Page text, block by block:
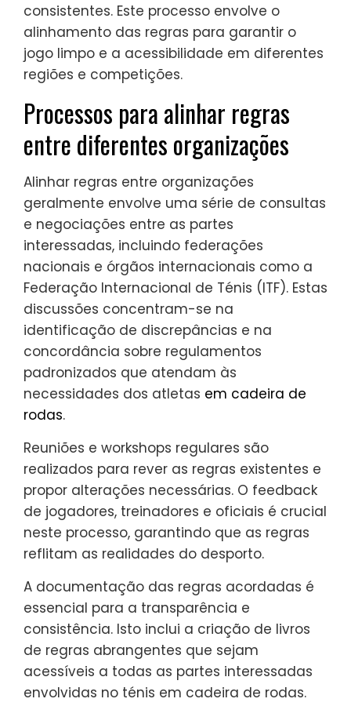
consistentes. Este processo envolve o
alinhamento das regras para garantir o
jogo limpo e a acessibilidade em diferentes
regiões e competições.
Processos para alinhar regras
entre diferentes organizações
Alinhar regras entre organizações
geralmente envolve uma série de consultas
e negociações entre as partes
interessadas, incluindo federações
nacionais e órgãos internacionais como a
Federação Internacional de Ténis (ITF). Estas
discussões concentram-se na
identificação de discrepâncias e na
concordância sobre regulamentos
padronizados que atendam às
necessidades dos atletas em cadeira de
rodas.
Reuniões e workshops regulares são
realizados para rever as regras existentes e
propor alterações necessárias. O feedback
de jogadores, treinadores e oficiais é crucial
neste processo, garantindo que as regras
reflitam as realidades do desporto.
A documentação das regras acordadas é
essencial para a transparência e
consistência. Isto inclui a criação de livros
de regras abrangentes que sejam
acessíveis a todas as partes interessadas
envolvidas no ténis em cadeira de rodas.